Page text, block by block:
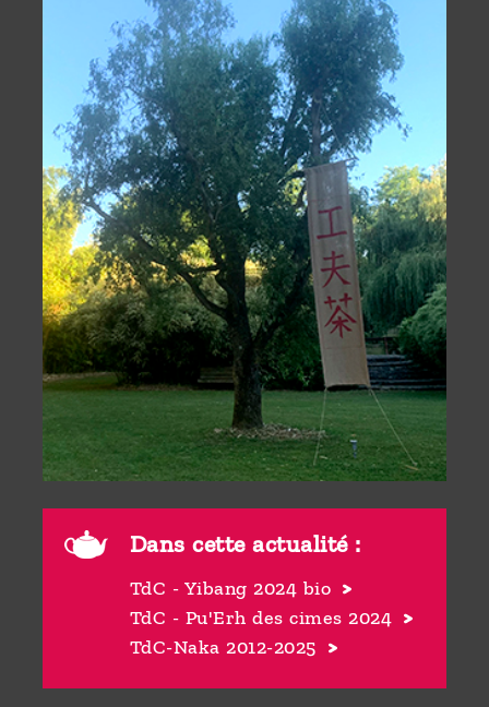
Dans cette actualité :
TdC - Yibang 2024 bio
TdC - Pu'Erh des cimes 2024
TdC-Naka 2012-2025